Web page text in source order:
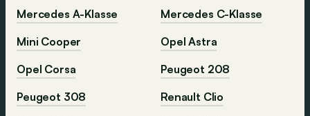
Mercedes A-Klasse
Mercedes C-Klasse
Mini Cooper
Opel Astra
Opel Corsa
Peugeot 208
Peugeot 308
Renault Clio